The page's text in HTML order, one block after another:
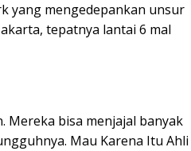
yang mengedepankan unsur
tepatnya lantai 6 mal
Mereka bisa menjajal banyak
Mau Karena Itu Ahli